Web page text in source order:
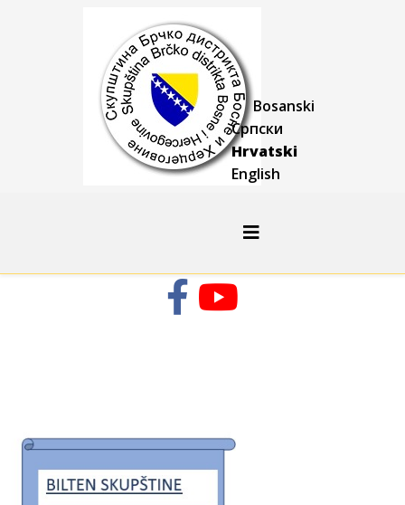
Bosanski
Српски
Hrvatski
English